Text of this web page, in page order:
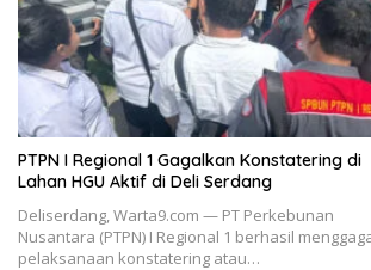
PTPN I Regional 1 Gagalkan Konstatering di
Lahan HGU Aktif di Deli Serdang
Deliserdang, Warta9.com — PT Perkebunan
Nusantara (PTPN) I Regional 1 berhasil
pelaksanaan konstatering atau…